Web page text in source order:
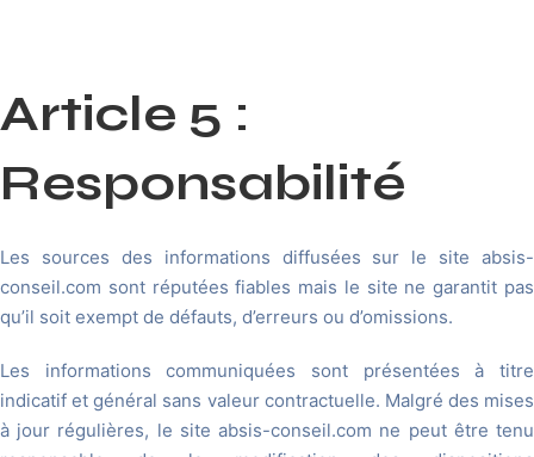
Article 5 :
Responsabilité
Les sources des informations diffusées sur le site absis-
conseil.com sont réputées fiables mais le site ne garantit pas
qu’il soit exempt de défauts, d’erreurs ou d’omissions.
Les informations communiquées sont présentées à titre
indicatif et général sans valeur contractuelle. Malgré des mises
à jour régulières, le site absis-conseil.com ne peut être tenu